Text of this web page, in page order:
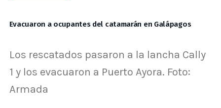
Evacuaron a ocupantes del catamarán en Galápagos
Los rescatados pasaron a la lancha Cally
1 y los evacuaron a Puerto Ayora. Foto:
Armada